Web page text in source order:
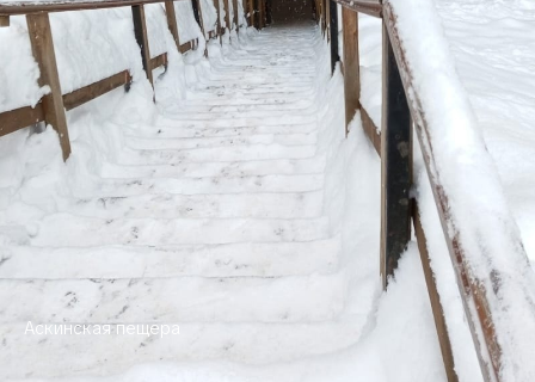
Аскинская пещера